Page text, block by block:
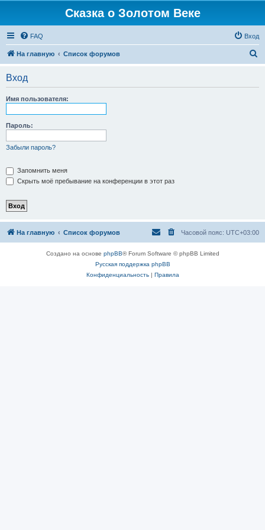
Сказка о Золотом Веке
FAQ Вход
На главную Список форумов
Вход
Имя пользователя:
Пароль:
Забыли пароль?
Запомнить меня
Скрыть моё пребывание на конференции в этот раз
На главную Список форумов Часовой пояс: UTC+03:00
Создано на основе phpBB® Forum Software © phpBB Limited
Русская поддержка phpBB
Конфиденциальность| Правила